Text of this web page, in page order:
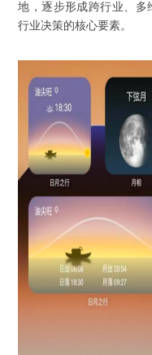
地，逐步形成跨行业、多
行业决策的核心要素。